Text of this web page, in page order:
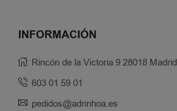
INFORMACIÓN
Rincón de la Victoria 9 28018 Madrid
603 01 59 01
pedidos@adrinhoa.es